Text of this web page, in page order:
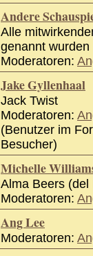
Andere
Alle
genannt wurden
Moderatoren:
Jake Gyllenhaal
Jack Twist
Moderatoren:
(Benutzer im
Besucher)
Michelle
Alma Beers (del
Moderatoren:
Ang Lee
Moderatoren: